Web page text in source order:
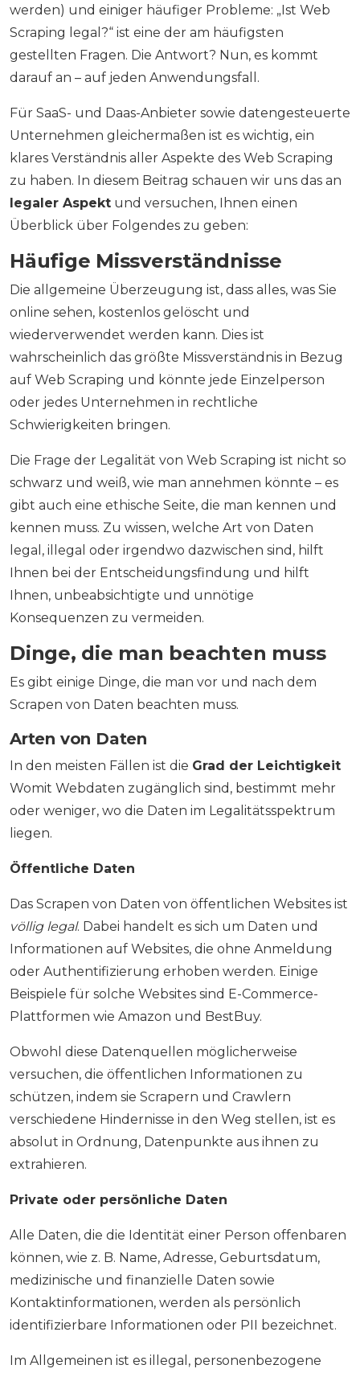
werden) und einiger häufiger Probleme: „Ist Web
Scraping legal?“ ist eine der am häufigsten
gestellten Fragen. Die Antwort? Nun, es kommt
darauf an – auf jeden Anwendungsfall.
Für SaaS- und Daas-Anbieter sowie datengesteuerte
Unternehmen gleichermaßen ist es wichtig, ein
klares Verständnis aller Aspekte des Web Scraping
zu haben. In diesem Beitrag schauen wir uns das an
legaler Aspekt und versuchen, Ihnen einen
Überblick über Folgendes zu geben:
Häufige Missverständnisse
Die allgemeine Überzeugung ist, dass alles, was Sie
online sehen, kostenlos gelöscht und
wiederverwendet werden kann. Dies ist
wahrscheinlich das größte Missverständnis in Bezug
auf Web Scraping und könnte jede Einzelperson
oder jedes Unternehmen in rechtliche
Schwierigkeiten bringen.
Die Frage der Legalität von Web Scraping ist nicht so
schwarz und weiß, wie man annehmen könnte – es
gibt auch eine ethische Seite, die man kennen und
kennen muss. Zu wissen, welche Art von Daten
legal, illegal oder irgendwo dazwischen sind, hilft
Ihnen bei der Entscheidungsfindung und hilft
Ihnen, unbeabsichtigte und unnötige
Konsequenzen zu vermeiden.
Dinge, die man beachten muss
Es gibt einige Dinge, die man vor und nach dem
Scrapen von Daten beachten muss.
Arten von Daten
In den meisten Fällen ist die Grad der Leichtigkeit
Womit Webdaten zugänglich sind, bestimmt mehr
oder weniger, wo die Daten im Legalitätsspektrum
liegen.
Öffentliche Daten
Das Scrapen von Daten von öffentlichen Websites ist
völlig legal. Dabei handelt es sich um Daten und
Informationen auf Websites, die ohne Anmeldung
oder Authentifizierung erhoben werden. Einige
Beispiele für solche Websites sind E-Commerce-
Plattformen wie Amazon und BestBuy.
Obwohl diese Datenquellen möglicherweise
versuchen, die öffentlichen Informationen zu
schützen, indem sie Scrapern und Crawlern
verschiedene Hindernisse in den Weg stellen, ist es
absolut in Ordnung, Datenpunkte aus ihnen zu
extrahieren.
Private oder persönliche Daten
Alle Daten, die die Identität einer Person offenbaren
können, wie z. B. Name, Adresse, Geburtsdatum,
medizinische und finanzielle Daten sowie
Kontaktinformationen, werden als persönlich
identifizierbare Informationen oder PII bezeichnet.
Im Allgemeinen ist es illegal, personenbezogene